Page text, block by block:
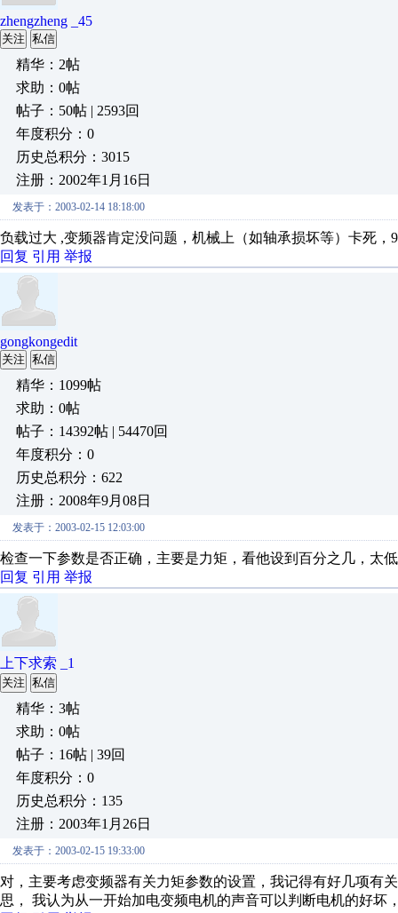
zhengzheng _45
关注 私信
精华：2帖
求助：0帖
帖子：50帖 | 2593回
年度积分：0
历史总积分：3015
注册：2002年1月16日
发表于：2003-02-14 18:18:00
负载过大 ,变频器肯定没问题，机械上（如轴承损坏等）卡死，
回复 引用 举报
gongkongedit
关注 私信
精华：1099帖
求助：0帖
帖子：14392帖 | 54470回
年度积分：0
历史总积分：622
注册：2008年9月08日
发表于：2003-02-15 12:03:00
检查一下参数是否正确，主要是力矩，看他设到百分之几，太
回复 引用 举报
上下求索 _1
关注 私信
精华：3帖
求助：0帖
帖子：16帖 | 39回
年度积分：0
历史总积分：135
注册：2003年1月26日
发表于：2003-02-15 19:33:00
对，主要考虑变频器有关力矩参数的设置，我记得有好几项有
思， 我认为从一开始加电变频电机的声音可以判断电机的好坏